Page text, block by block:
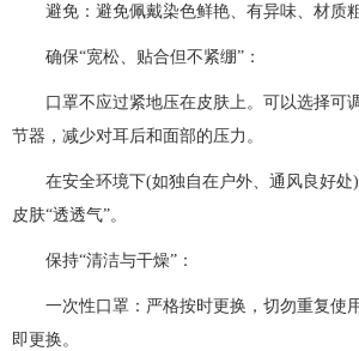
避免：避免佩戴染色鲜艳、有异味、材质粗
确保“宽松、贴合但不紧绷”：
口罩不应过紧地压在皮肤上。可以选择可
节器，减少对耳后和面部的压力。
在安全环境下(如独自在户外、通风良好处)
皮肤“透透气”。
保持“清洁与干燥”：
一次性口罩：严格按时更换，切勿重复使
即更换。